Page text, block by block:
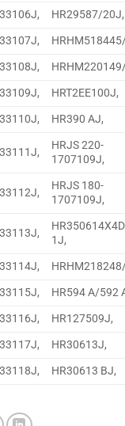
HR29587/20J,
HRT2EE100J,
HR390 AJ,
HRJS 220-
1707109J,
HRJS 180-
1707109J,
1J,
HR594 A/592
HR127509J,
HR30613J,
HR30613 BJ,